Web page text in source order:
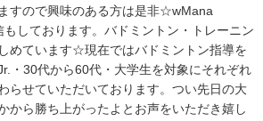
すので興味のある方は是非☆wMana
しております。バドミントン・トレーニン
めています☆現在ではバドミントン指導を
・30代から60代・大学生を対象にそれぞれ
らせていただいております。つい先日の大
から勝ち上がったよとお声をいただき嬉し